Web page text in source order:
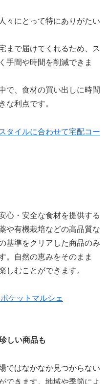
々にとって特にありがたい
まで届けてくれるため、ス
手間や時間を削減できま
で、食材の買い出しに時間
な利点です。
タイルに合わせて宅配コー
心・安全な食材を提供する
や有機栽培などの高品質な
基準をクリアした商品のみ
。自然の恵みをそのまま
しむことができます。
ケットマルシェ
しい商品も
ではなかなか見つからない
できます。地域や季節によ